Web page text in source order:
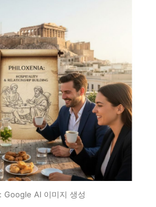
Google AI 이미지 생성